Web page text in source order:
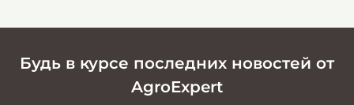
Будь в курсе последних новостей от
AgroExpert